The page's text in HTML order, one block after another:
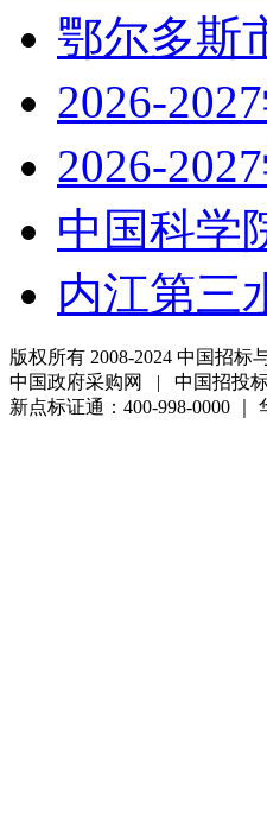
鄂尔多斯
2026-
2026-
中国科学
内江第三
版权所有 2008-2024 中国招标
中国政府采购网 | 中国招投
新点标证通：400-998-0000 ｜